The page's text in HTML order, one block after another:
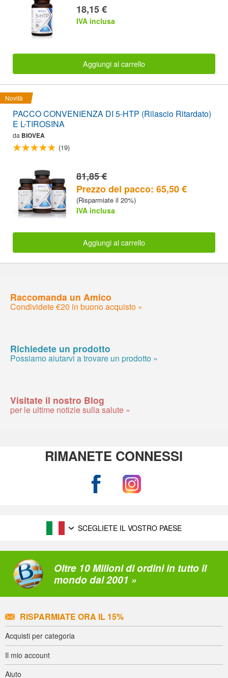
18,15 €
IVA inclusa
Aggiungi al carrello
Novità
PACCO CONVENIENZA DI 5-HTP (Rilascio Ritardato)
E L-TIROSINA
da BIOVEA
(19)
81,85 €
Prezzo del pacco: 65,50 €
(Risparmiate il 20%)
IVA inclusa
Aggiungi al carrello
Raccomanda un Amico
Condividete €20 in buono acquisto »
Richiedete un prodotto
Possiamo aiutarvi a trovare un prodotto »
Visitate il nostro Blog
per le ultime notizie sulla salute »
RIMANETE CONNESSI
SCEGLIETE IL VOSTRO PAESE
Oltre 10 Milioni di ordini in tutto il
mondo dal 2001 »
RISPARMIATE ORA IL 15%
Acquisti per categoria
Il mio account
Aiuto